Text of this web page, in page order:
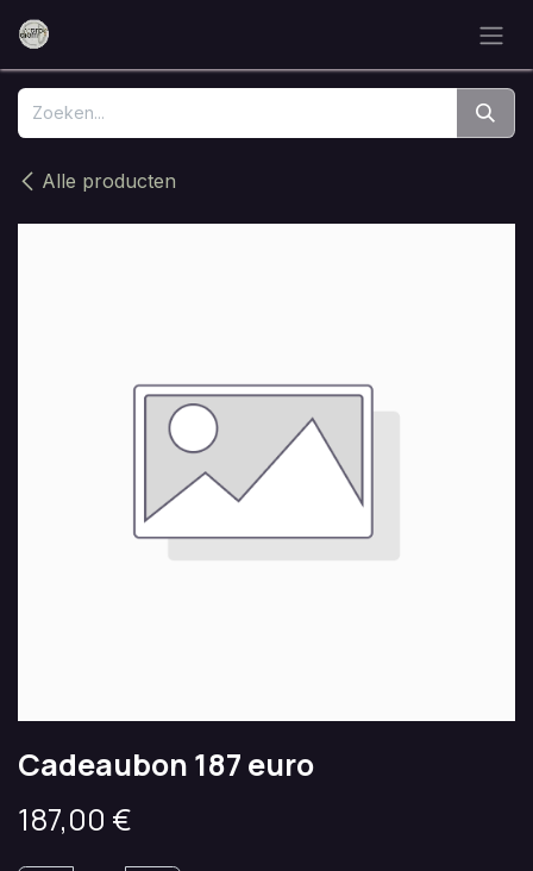
Overslaan naar inhoud
Alle producten
Cadeaubon 187 euro
187,00 €